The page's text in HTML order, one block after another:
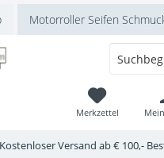
Motorroller Seifen
Kostenloser Versand ab € 100,-
Merkzettel